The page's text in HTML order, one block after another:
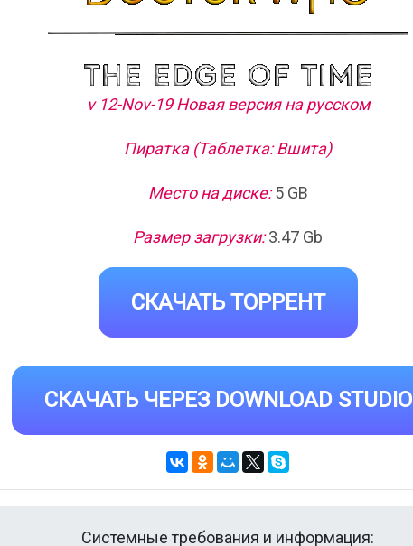
v 12-Nov-19 Новая версия на русском
Пиратка (Таблетка: Вшита)
Место на диске:5 GB
Размер загрузки:3.47 Gb
СКАЧАТЬ ТОРРЕНТ
СКАЧАТЬ ЧЕРЕЗ DOWNLOAD STUDIO
Системные требования и информация: